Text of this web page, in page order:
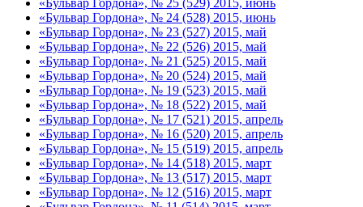
«Бульвар Гордона», № 24 (528) 2015, июнь
«Бульвар Гордона», № 23 (527) 2015, май
«Бульвар Гордона», № 22 (526) 2015, май
«Бульвар Гордона», № 21 (525) 2015, май
«Бульвар Гордона», № 20 (524) 2015, май
«Бульвар Гордона», № 19 (523) 2015, май
«Бульвар Гордона», № 18 (522) 2015, май
«Бульвар Гордона», № 17 (521) 2015, апрель
«Бульвар Гордона», № 16 (520) 2015, апрель
«Бульвар Гордона», № 15 (519) 2015, апрель
«Бульвар Гордона», № 14 (518) 2015, март
«Бульвар Гордона», № 13 (517) 2015, март
«Бульвар Гордона», № 12 (516) 2015, март